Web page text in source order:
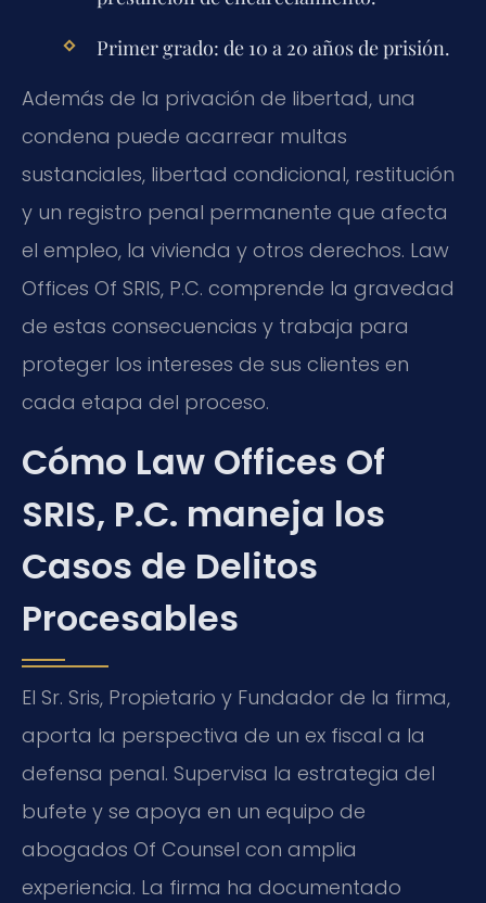
Primer grado: de 10 a 20 años de prisión.
Además de la privación de libertad, una
condena puede acarrear multas
sustanciales, libertad condicional, restitución
y un registro penal permanente que afecta
el empleo, la vivienda y otros derechos. Law
Offices Of SRIS, P.C. comprende la gravedad
de estas consecuencias y trabaja para
proteger los intereses de sus clientes en
cada etapa del proceso.
Cómo Law Offices Of
SRIS, P.C. maneja los
Casos de Delitos
Procesables
El Sr. Sris, Propietario y Fundador de la firma,
aporta la perspectiva de un ex fiscal a la
defensa penal. Supervisa la estrategia del
bufete y se apoya en un equipo de
abogados Of Counsel con amplia
experiencia. La firma ha documentado